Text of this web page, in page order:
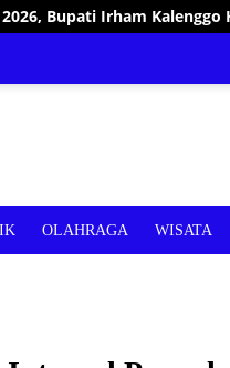
Hadiri Launching
OLAHRAGA WISATA